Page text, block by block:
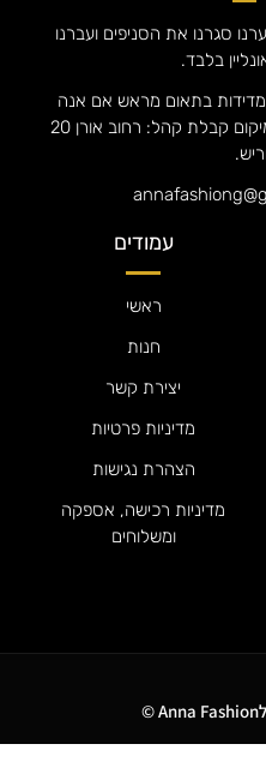
את הסניפים ועברנו
בתאום מראש אם אנה
וואטסאפ - 0547050228 מיקום קבלת קהל: רחוב אורן 20
עמודים
יצירת קשר
מדיניות פרטיות
הצהרת נגישות
רכישה, אספקה
ומשלוחים